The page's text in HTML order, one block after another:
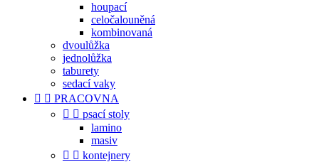
houpací
celočalouněná
kombinovaná
dvoulůžka
jednolůžka
taburety
sedací vaky
  PRACOVNA
  psací stoly
lamino
masiv
  kontejnery